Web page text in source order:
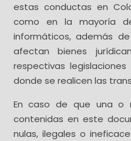
estas conductas en
como en la mayoría
informáticos, además
afectan bienes
respectivas
donde se realicen las
En caso de que una o
contenidas en este
nulas, ilegales o